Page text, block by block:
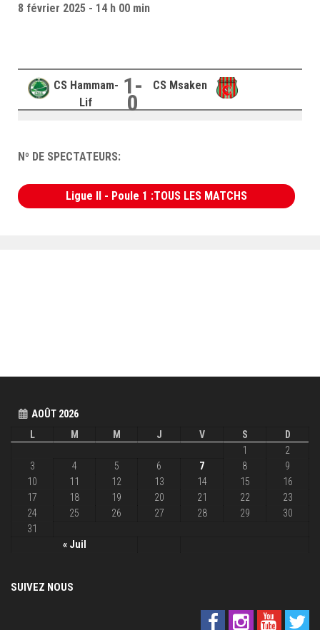
–Ligue II-
Feuille de match 2016/2017
8 février 2025 - 14 h 00 min
CS Hammam-
Lif
1-
0
CS Msaken
Nº DE SPECTATEURS:
Ligue II - Poule 1 :TOUS LES MATCHS
AOÛT 2026
L
M M J V S D
« Juil
1
2
3
4 5 6 7 8
9
10
11 12 13 14 15
16
17
18 19 20 21 22
23
24
25 26 27 28 29
30
31
SUIVEZ NOUS